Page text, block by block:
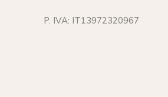
P. IVA: IT13972320967